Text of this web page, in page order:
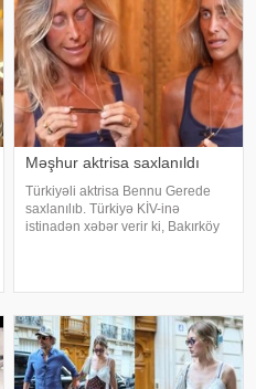
Məşhur aktrisa saxlanıldı
Türkiyəli aktrisa Bennu Gerede
saxlanılıb. Türkiyə KİV-inə
istinadən xəbər verir ki, Bakırköy